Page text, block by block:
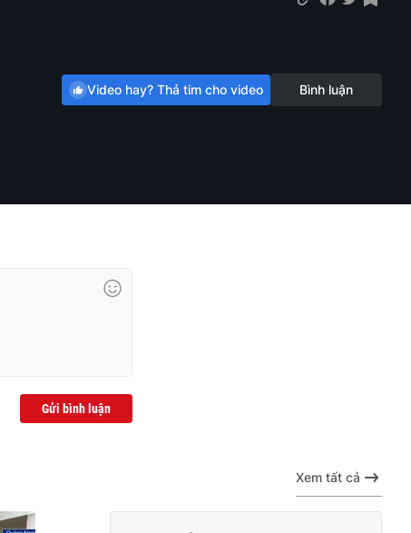
Video hay? Thả tim cho video Bình luận
Gửi bình luận
Xem tất cả